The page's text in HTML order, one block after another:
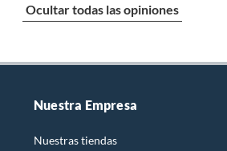
Ocultar todas las opiniones
Nuestra Empresa
Nuestras tiendas